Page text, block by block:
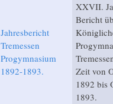
Jahresbericht
Tremessen
Progymnasium
1892-1893.
XXVII.
Bericht
Zeit von
1892 bis
1893.